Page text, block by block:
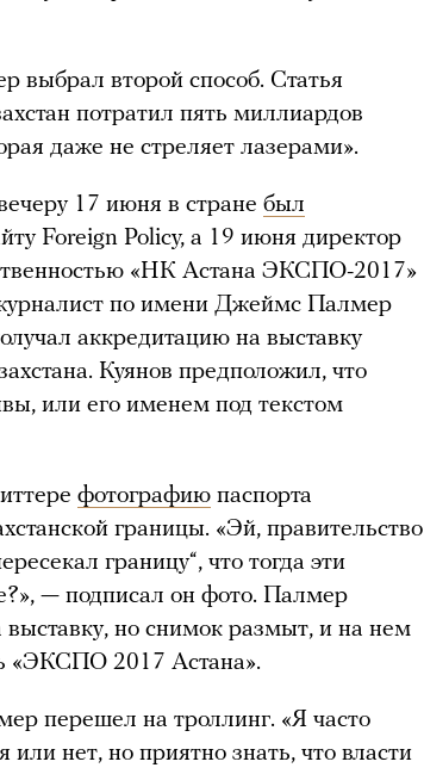
выбрал второй способ. Статья
потратил пять миллиардов
даже не стреляет лазерами».
17 июня в стране был
Foreign Policy, а 19 июня директор
«НК Астана ЭКСПО-2017»
по имени Джеймс Палмер
аккредитацию на выставку
Куянов предположил, что
или его именем под текстом
фотографию паспорта
границы. «Эй, правительство
границу“, что тогда эти
— подписал он фото. Палмер
выставку, но снимок размыт, и на нем
«ЭКСПО 2017 Астана».
перешел на троллинг. «Я часто
нет, но приятно знать, что власти